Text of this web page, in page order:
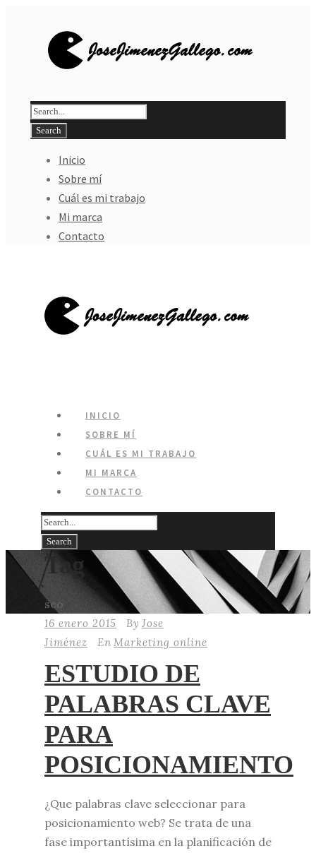
Inicio
Sobre mí
Cuál es mi trabajo
Mi marca
Contacto
INICIO
SOBRE MÍ
CUÁL ES MI TRABAJO
MI MARCA
CONTACTO
Tag
seo
16 enero 2015 By Jose
Jiménez
En Marketing online
ESTUDIO DE
PALABRAS CLAVE
PARA
POSICIONAMIENTO
¿Que palabras clave seleccionar para
posicionamiento web? Se trata de una
fase importantísima en la planificación de